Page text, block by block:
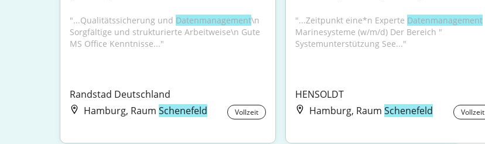
"...Qualitätssicherung und Datenmanagement\n
Sorgfältige und strukturierte Arbeitweise\n Gute
MS Office Kenntnisse..."
Randstad Deutschland
Hamburg, Raum Schenefeld Vollzeit
"...Zeitpunkt eine*n Experte Datenmanagement
Marinesysteme (w/m/d) Der Bereich "
Systemunterstützung See..."
HENSOLDT
Hamburg, RaumSchenefeld Vollzeit